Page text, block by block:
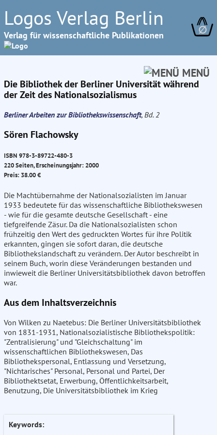
Logos Verlag Berlin
Verlag für wissenschaftliche Publikationen ∅
MENÜ
Die Bibliothek der Berliner Universität während
der Zeit des Nationalsozialismus
Berliner Arbeiten zur Bibliothekswissenschaft, Bd. 2
Sören Flachowsky
ISBN 978-3-89722-480-3
220 Seiten, Erscheinungsjahr: 2000
Preis: 38.00 €
Die Machtübernahme der Nationalsozialisten im Januar
1933 bedeutete für das wissenschaftliche Bibliothekswesen
- wie für die gesamte deutsche Gesellschaft - eine
tiefgreifende Zäsur. Da die Nationalsozialisten schon
frühzeitig den Wert des gedruckten Wortes für ihre Politik
erkannten, gingen sie sofort daran, die deutsche
Bibliothekslandschaft zu verändern. Der Autor beschreibt in
seinem Buch, worin diese Veränderungen bestanden und
inwieweit die Berliner Universitätsbibliothek davon betroffen
war.
Aus dem Inhaltsverzeichnis
Von Wilken zu Naetebus: Die Berliner Universitätsbibliothek
von 1831-1931, Nationalsozialistische Bibliothekspolitik:
"Zentralisierung" und "Gleichschaltung" im
wissenschaftlichen Bibliothekswesen, Das
Bibliothekspersonal, Entlassung und Versetzung,
"Nichtarisches" Personal, Personal und Partei, Der
Bibliothektsetat, Erwerbung, Öffentlichkeitsarbeit,
Benutzung, Die Universitätsbibliothek im Krieg
Keywords: